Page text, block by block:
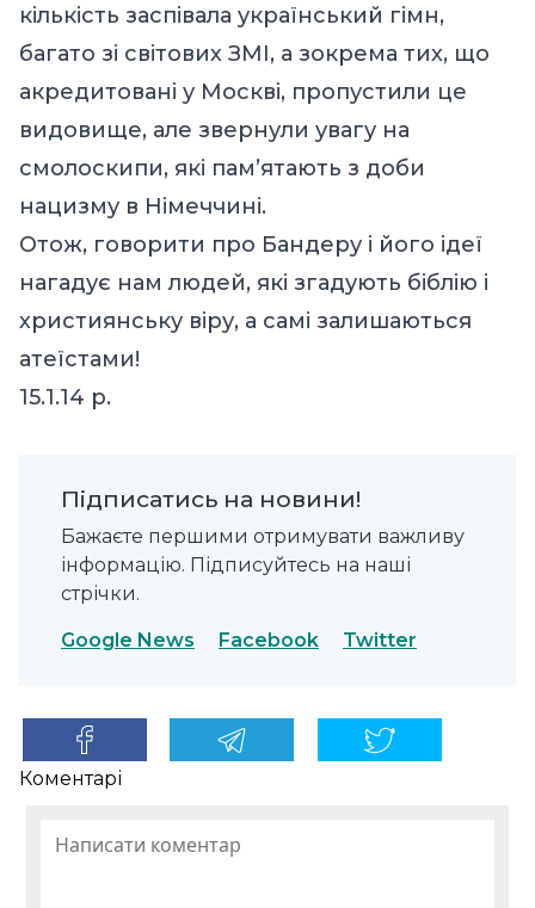
кількість заспівала український гімн,
багато зі світових ЗМІ, а зокрема тих, що
акредитовані у Москві, пропустили це
видовище, але звернули увагу на
смолоскипи, які пам’ятають з доби
нацизму в Німеччині.
Отож, говорити про Бандеру і його ідеї
нагадує нам людей, які згадують біблію і
християнську віру, а самі залишаються
атеїстами!
15.1.14 р.
Підписатись на новини!
Бажаєте першими отримувати важливу
інформацію. Підписуйтесь на наші
стрічки.
Google News Facebook Twitter
Коментарі